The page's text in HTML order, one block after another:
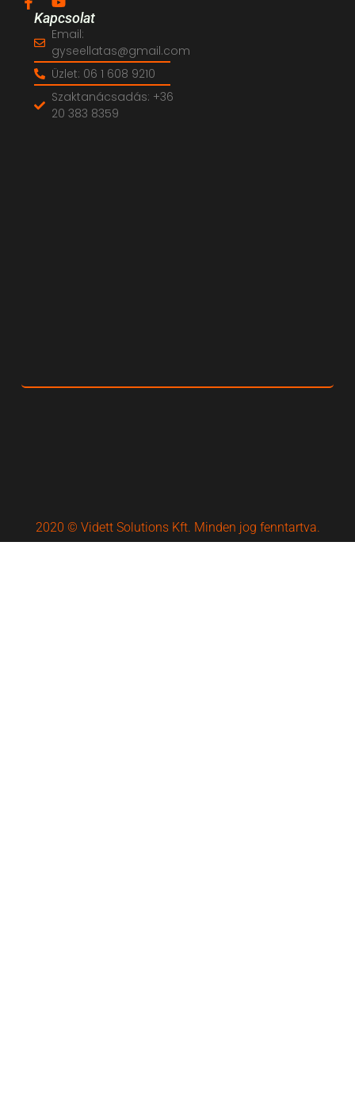
Kapcsolat
Email:
gyseellatas@gmail.com
Üzlet: 06 1 608 9210
Szaktanácsadás: +36
20 383 8359
2020 © Vidett Solutions Kft. Minden jog fenntartva.